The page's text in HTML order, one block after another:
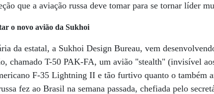
que a aviação russa deve tomar para se tornar líder
o novo avião da Sukhoi
da estatal, a Sukhoi Design Bureau, vem
chamado T-50 PAK-FA, um avião "stealth" (invisível
F-35 Lightning II e tão furtivo quanto o também
fez ao Brasil na semana passada, chefiada pelo